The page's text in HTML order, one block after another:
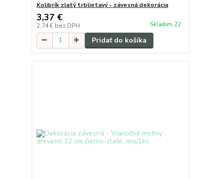
Kolibrík zlatý trblietavý - závesná dekorácia
3,37 €
2,74 € bez DPH Skladom 22
Pridať do košíka